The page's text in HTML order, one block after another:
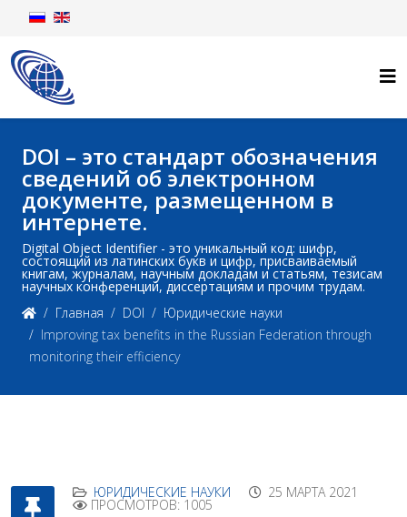
DOI – это стандарт обозначения
сведений об электронном
документе, размещенном в
интернете.
Digital Object Identifier - это уникальный код: шифр,
состоящий из латинских букв и цифр, присваиваемый
книгам, журналам, научным докладам и статьям, тезисам
научных конференций, диссертациям и прочим трудам.
Главная
DOI
Юридические науки
Improving tax benefits in the Russian Federation through
monitoring their efficiency
ЮРИДИЧЕСКИЕ НАУКИ 25 МАРТА 2021
ПРОСМОТРОВ: 1005